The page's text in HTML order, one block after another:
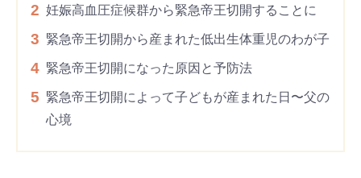
2 妊娠高血圧症候群から緊急帝王切開することに
3 緊急帝王切開から産まれた低出生体重児のわが子
4 緊急帝王切開になった原因と予防法
5 緊急帝王切開によって子どもが産まれた日〜父の
心境